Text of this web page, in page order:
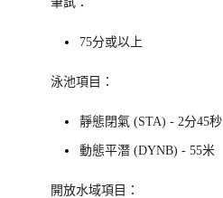
75分或以上
泳池項目：
靜態閉氣 (STA) - 2分45秒
動態平潛 (DYNB) - 55米
開放水域項目：